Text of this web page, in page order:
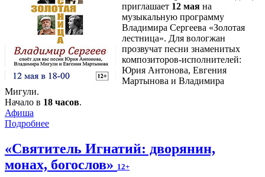
приглашает 12 мая на
музыкальную программу
Владимира Сергеева «Золотая
лестница». Для вологжан
прозвучат песни знаменитых
композиторов-исполнителей:
Юрия Антонова, Евгения
Мартынова и Владимира
Мигули.
Начало в 18 часов.
Афиша
Подробнее
«Святитель Игнатий: дворянин,
монах, богослов» 12+